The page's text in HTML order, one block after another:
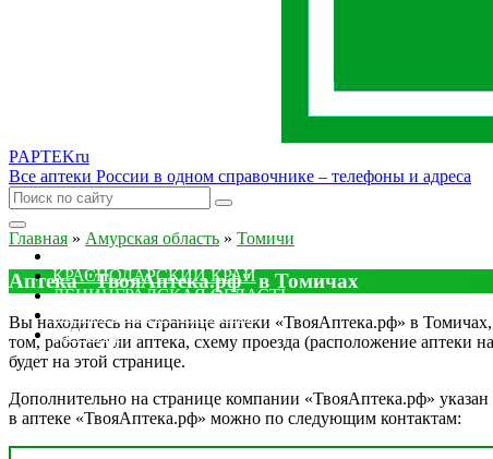
PAPTEKru
Все аптеки России в одном справочнике – телефоны и адреса
КРАСНОДАРСКИЙ КРАЙ
ЛЕНИНГРАДСКАЯ ОБЛАСТЬ
ДРУГИЕ
Главная » Амурская область » Томичи
Аптека "ТвояАптека.рф" в Томичах
Вы находитесь на странице аптеки «ТвояАптека.рф» в
том, работает ли аптека, схему проезда (расположение
будет на этой странице.
Дополнительно на странице компании «ТвояАптека.рф»
в аптеке «ТвояАптека.рф» можно по следующим контактам: